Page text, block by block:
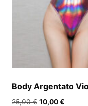
Body Argentato
25,00€ Il
10,00€Il